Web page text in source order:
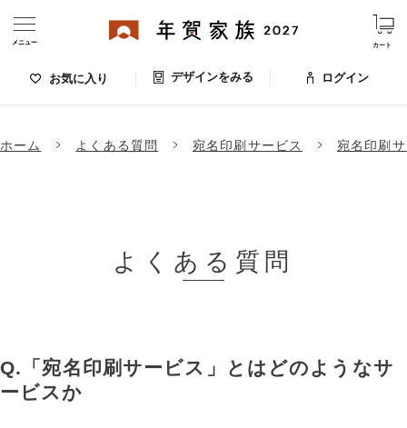
お気に入り デザインをみる
カート
ログイン
メニュー
ご利用ガイド
ホーム よくある質問 宛名印刷サービス 宛名印刷
よくある質問
「宛名印刷サービス」とはどのようなサ
ービスか